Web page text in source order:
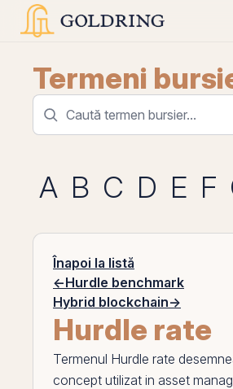
Termeni
A B C D E F
Înapoi la listă
←Hurdle benchmark
Hybrid blockchain→
Hurdle rate
Termenul Hurdle rate
concept utilizat in asset